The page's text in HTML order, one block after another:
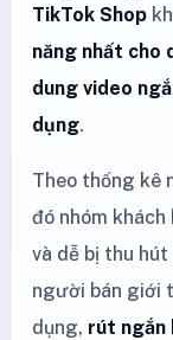
TikTok Shop
năng nhất cho
dung video
dụng.
Theo thống kê
đó nhóm
và dễ bị thu
người bán giới
dụng, rút ngắn